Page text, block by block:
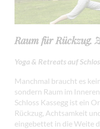
Raum für Rückzug.
Yoga & Retreats auf
Manchmal braucht es
sondern Raum im
Schloss Kassegg ist ein
Rückzug, Achtsamkeit
eingebettet in die Weite